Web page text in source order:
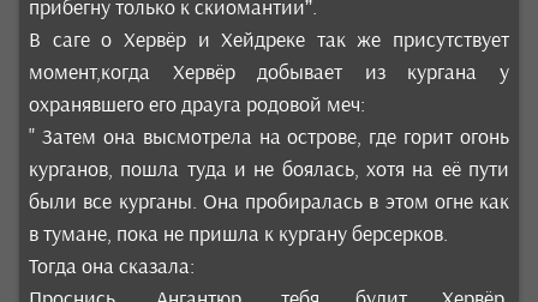
прибегну только к скиомантии”.
В саге о Хервёр и Хейдреке так же присутствует
момент,когда Хервёр добывает из кургана у
охранявшего его драуга родовой меч:
" Затем она высмотрела на острове, где горит огонь
курганов, пошла туда и не боялась, хотя на её пути
были все курганы. Она пробиралась в этом огне как
в тумане, пока не пришла к кургану берсерков.
Тогда она сказала: